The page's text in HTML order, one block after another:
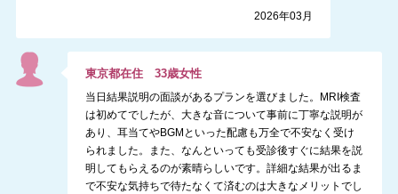
2026年03月
東京都在住33歳女性
当日結果説明の面談があるプランを選びました。MRI検査
は初めてでしたが、大きな音について事前に丁寧な説明が
あり、耳当てやBGMといった配慮も万全で不安なく受け
られました。また、なんといっても受診後すぐに結果を説
明してもらえるのが素晴らしいです。詳細な結果が出るま
で不安な気持ちで待たなくて済むのは大きなメリットでし